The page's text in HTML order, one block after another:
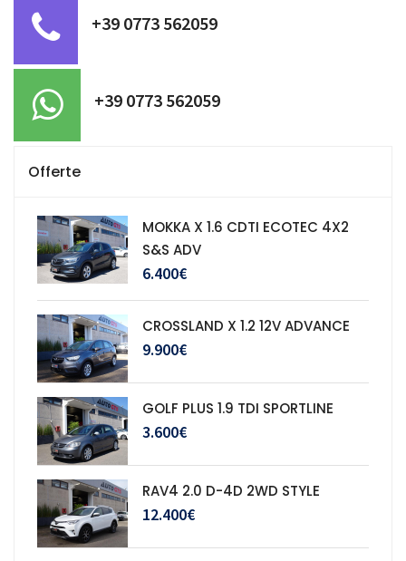
+39 0773 562059
+39 0773 562059
Offerte
MOKKA X 1.6 CDTI ECOTEC 4X2
S&S ADV
6.400€
CROSSLAND X 1.2 12V ADVANCE
9.900€
GOLF PLUS 1.9 TDI SPORTLINE
3.600€
RAV4 2.0 D-4D 2WD STYLE
12.400€